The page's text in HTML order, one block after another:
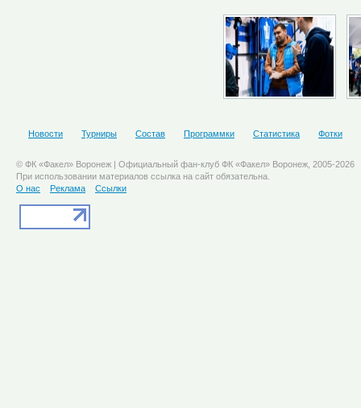
Новости Турниры Состав Программки Статистика Фотки
© ФК «Факел» Воронеж | Официальный фан-клуб ФК «Факел» Воронеж, 2005-2026
При использовании материалов ссылка на сайт обязательна.
О нас
Реклама Ссылки